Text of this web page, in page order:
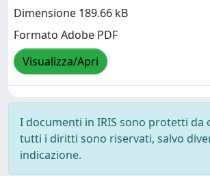
Dimensione 189.66 kB
Formato Adobe PDF
Visualizza/Apri
I documenti in IRIS sono protetti da
tutti i diritti sono riservati, salvo
indicazione.